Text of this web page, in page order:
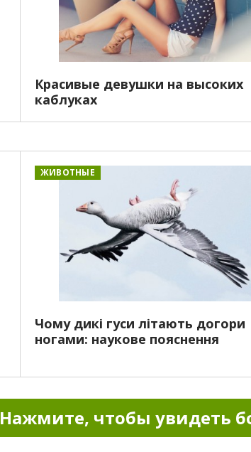
Красивые девушки на высоких
каблуках
ЖИВОТНЫЕ
Чому дикі гуси літають догори
ногами: наукове пояснення
Нажмите, чтобы увидеть